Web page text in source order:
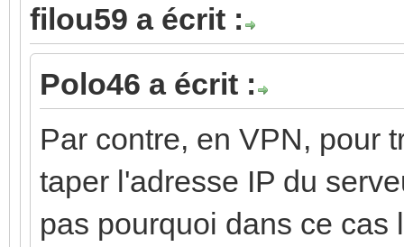
filou59 a écrit :
Polo46 a écrit :
Par contre, en VPN, pour
taper l'adresse IP du
pas pourquoi dans ce cas